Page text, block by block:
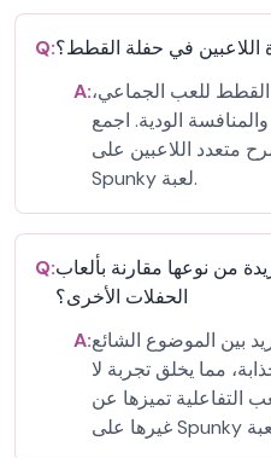
Q:اللاعبين في حفلة القطط؟
A:القطط للعب الجماعي،
الودية. اجمع
متعدد اللاعبين على
Spunky لعبة.
Q:من نوعها مقارنة بألعاب
الحفلات الأخرى؟
A:بين الموضوع الشائع
مما يخلق تجربة لا
التفاعلية تميزها عن